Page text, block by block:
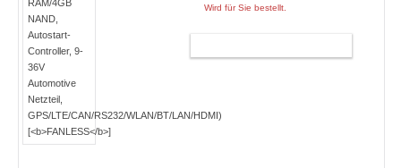
Wird für Sie bestellt.